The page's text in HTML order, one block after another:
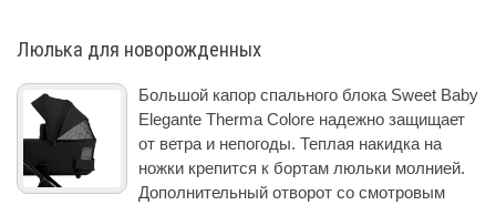
Люлька для новорожденных
Большой капор спального блока Sweet Baby
Elegante Therma Colore надежно защищает
от ветра и непогоды. Теплая накидка на
ножки крепится к бортам люльки молнией.
Дополнительный отворот со смотровым